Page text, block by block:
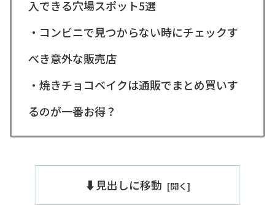
入できる穴場スポット5選
・コンビニで見つからない時にチェックす
べき意外な販売店
・焼きチョコベイクは通販でまとめ買いす
るのが一番お得？
⬇️見出しに移動